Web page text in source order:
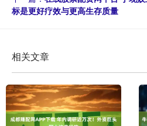
标是更好疗效与更高生存质量
相关文章